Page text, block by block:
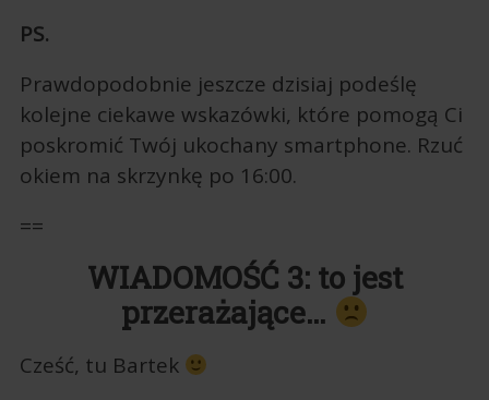
PS.
Prawdopodobnie jeszcze dzisiaj podeślę
kolejne ciekawe wskazówki, które pomogą Ci
poskromić Twój ukochany smartphone. Rzuć
okiem na skrzynkę po 16:00.
==
WIADOMOŚĆ 3: to jest
przerażające…
Cześć, tu Bartek